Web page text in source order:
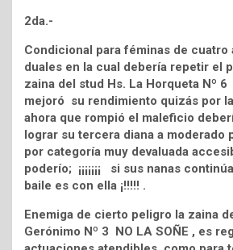
2da.-
Condicional para féminas de cuatro
duales en la cual debería repetir el
zaina del stud Hs. La Horqueta Nº
mejoró su rendimiento quizás por
ahora que rompió el maleficio
lograr su tercera diana a moderado
por categoría muy devaluada
poderío; ¡¡¡¡¡¡¡ si sus nanas
baile es con ella ¡!!!!! .
Enemiga de cierto peligro la zaina
Gerónimo Nº 3 NO LA SOÑE , es